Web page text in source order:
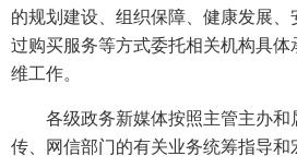
的规划建设、组织保障、健康发展、
过购买服务等方式委托相关机构具体
维工作。
各级政务新媒体按照主管主办和
传、网信部门的有关业务统筹指导和